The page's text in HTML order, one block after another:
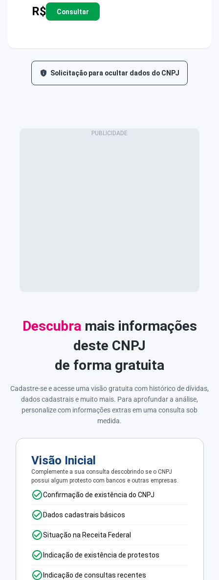
R$ Consultar
Solicitação para ocultar dados do CNPJ
Descubra mais informações
deste CNPJ
de forma gratuita
Cadastre-se e acesse uma visão gratuita com histórico de dívidas,
dados cadastrais e muito mais. Para aprofundar a análise,
personalize com informações extras em uma consulta sob
medida.
Visão Inicial
Complemente a sua consulta descobrindo se o CNPJ
possui algum protesto com bancos e outras empresas.
Confirmação de existência do CNPJ
Dados cadastrais básicos
Situação na Receita Federal
Indicação de existência de protestos
Indicação de consultas recentes